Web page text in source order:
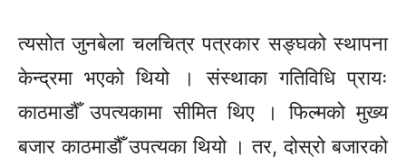
त्यसोत जुनबेला चलचित्र पत्रकार सङ्घको स्थापना
केन्द्रमा भएको थियो । संस्थाका गतिविधि प्रायः
काठमाडौँ उपत्यकामा सीमित थिए । फिल्मको मुख्य
बजार काठमाडौँ उपत्यका थियो । तर, दोस्रो बजारको